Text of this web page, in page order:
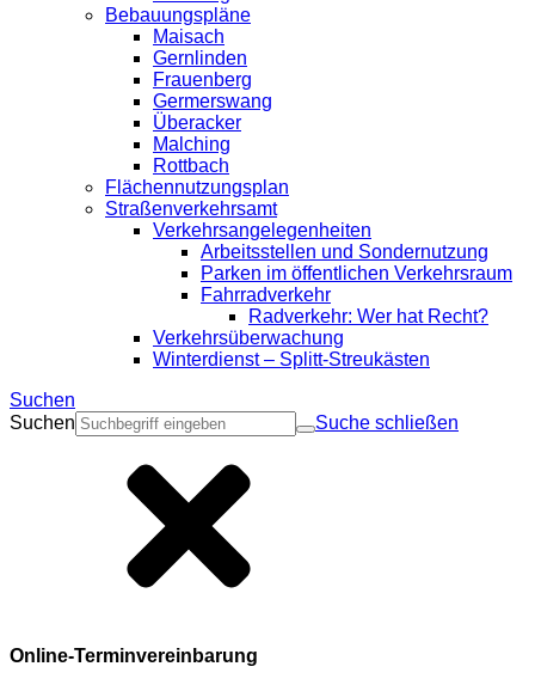
Bebauungspläne
Maisach
Gernlinden
Frauenberg
Germerswang
Überacker
Malching
Rottbach
Flächennutzungsplan
Straßenverkehrsamt
Verkehrsangelegenheiten
Arbeitsstellen und Sondernutzung
Parken im öffentlichen Verkehrsraum
Fahrradverkehr
Radverkehr: Wer hat Recht?
Verkehrsüberwachung
Winterdienst – Splitt-Streukästen
Suchen
Suchen
Suche schließen
Online-Terminvereinbarung